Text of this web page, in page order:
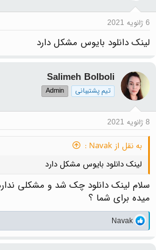
6 ژانویه 2021
لینک دانلود بایوس مشکل دارد
Salimeh Bolboli
تیم پشتیبانی Admin
8 ژانویه 2021
به نقل از Navak :
لینک دانلود بایوس مشکل دارد
سلام لینک دانلود چک شد و مشکلی
میده برای شما ؟
واکنش‌ها:
Navak